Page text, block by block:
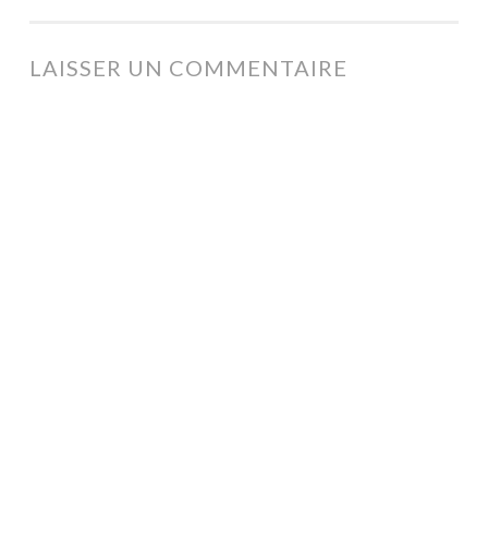
ARTICLES
LAISSER UN COMMENTAIRE